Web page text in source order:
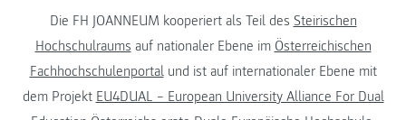
Die FH JOANNEUM kooperiert als Teil des Steirischen
Hochschulraums auf nationaler Ebene im Österreichischen
Fachhochschulenportalund ist auf internationaler Ebene mit
dem Projekt EU4DUAL – European University Alliance For Dual